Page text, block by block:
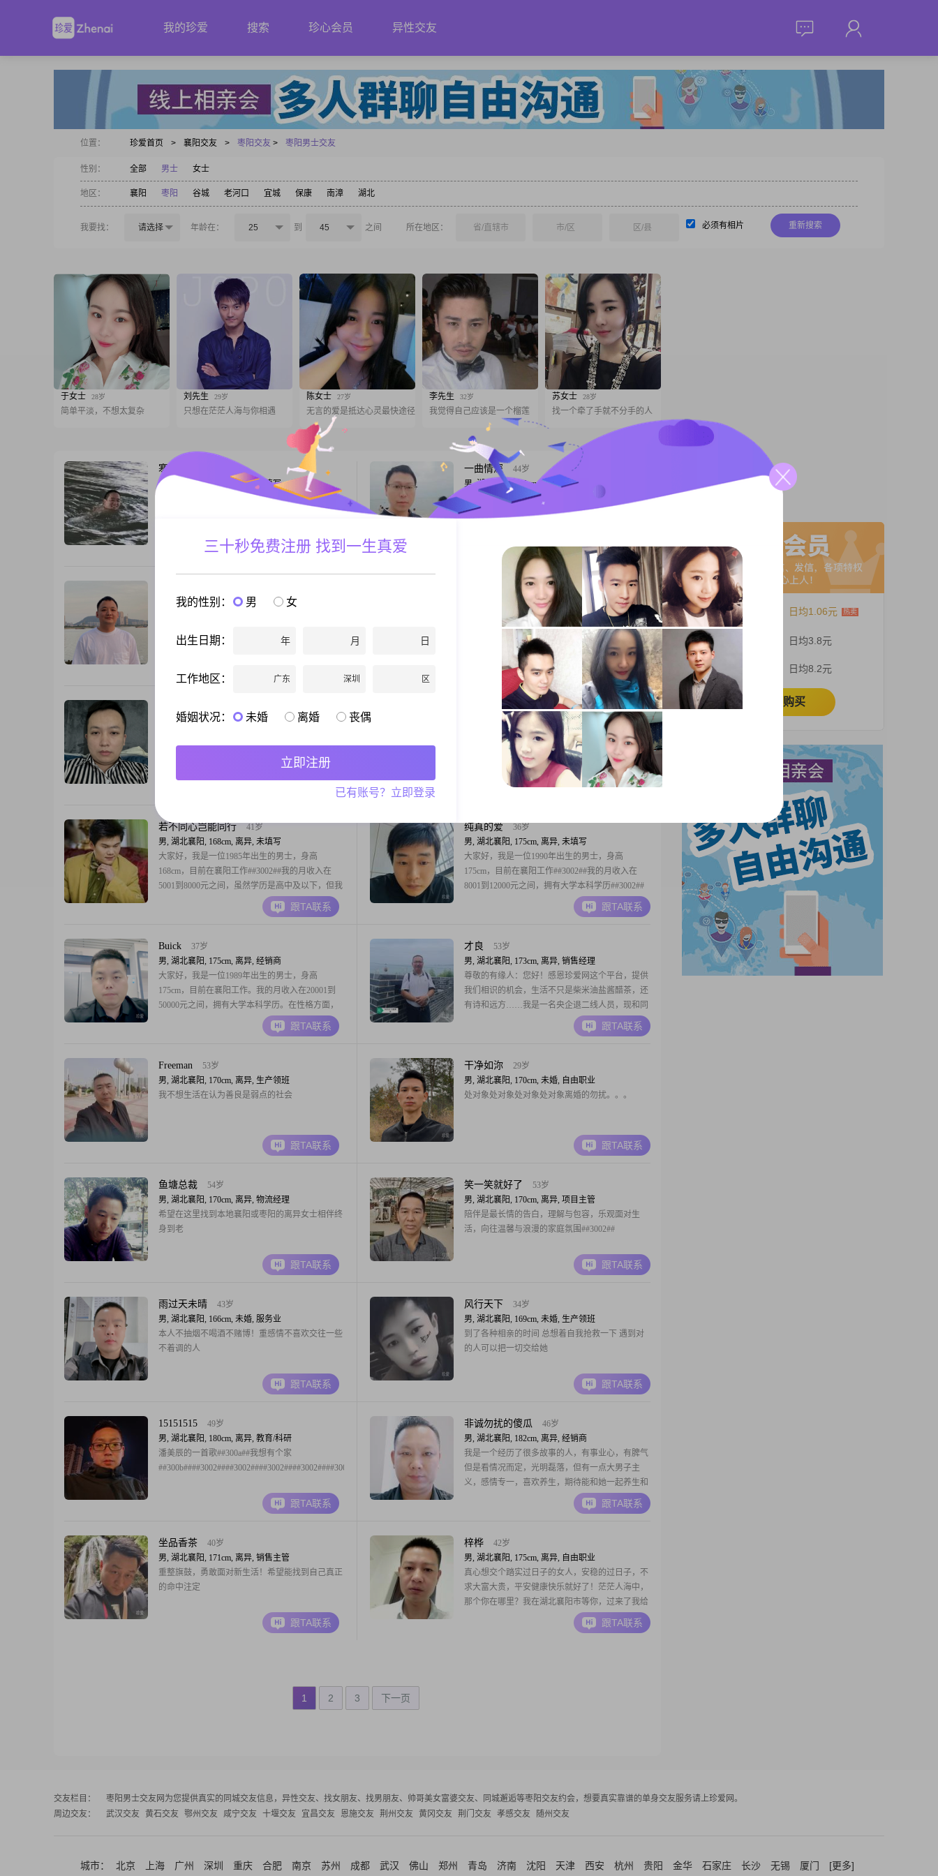
我的珍爱 搜索 珍心会员 异性交友
位置： 珍爱首页 > 襄阳交友 > 枣阳交友 > 枣阳男士交友
性别： 全部 男士 女士
地区： 襄阳 枣阳 谷城 老河口 宜城 保康 南漳 湖北
我要找： 请选择 年龄在： 25 到 45 之间 所在地区： 省/直辖市 市/区 区/县 必须有相片 重新搜索
于女士 28岁
简单平淡，不想太复杂
刘先生 29岁
只想在茫茫人海与你相遇
陈女士 27岁
无言的爱是抵达心灵最快途径
李先生 32岁
我觉得自己应该是一个榴莲
苏女士 28岁
找一个牵了手就不分手的人
寒风
男, 湖北襄阳, 176cm, 离异, 未填写
大家好，我是一位1978年出生的男士，身高
觉得自己是一个稳重可靠的人，生活中我总是力求
趣，喜欢在生活中找寻乐趣，也愿意把快乐分享给
跟TA联系
一曲情深
44岁
男, 湖北襄阳, 165cm, 离异, 金融/银行/保险
大家好，我是一位来自湖北襄阳的男士，出生于
1982年##3002##我的身高大约是165厘米，目前从
持着学习的热情，不断提升自己##3002##我性格稳
重可靠，幽默风趣，喜欢与人交流，外向而健谈
##3002##在我的价
跟TA联系
男, 湖北襄阳, 176cm, 未婚, 其他职业
男, 湖北襄阳, 173cm, 离异, 证券
大家好，我是一位1960年出生的男士，身高
173cm，目前在中国工作，月收入超过50000元
##3002##我拥有大专学历，虽然不是很高，但在我
的职业生涯中也积累了不少经验##3002##我是一个
责任感很强的人，无论是对工作还是对家庭，我都
会尽心尽力去承担和照顾##3002##我性格耐心包
容，随和易相处，真诚可靠，总是
跟TA联系
男, 湖北襄阳, 178cm, 未婚, 医疗器械
静待缘份静
42岁
男, 湖北襄阳, 175cm, 离异, 自由职业
大家好，我是一位1984年出生的男士，身高
175cm，目前在襄阳工作##3002##我的月收入在
12001到20000元之间，拥有大学本科学历##3002##
我性格乐观积极，外向健谈，喜欢与人交流，分享
重可靠，善于规
跟TA联系
若不同心岂能同行
41岁
男, 湖北襄阳, 168cm, 离异, 未填写
大家好，我是一位1985年出生的男士，身高
168cm，目前在襄阳工作##3002##我的月收入在
5001到8000元之间，虽然学历是高中及以下，但我
一直通过自己的努力和实践，在工作中不断学习和
进步##3002##我性格稳重可靠，做事有原则，不喜
重要的品质之一，无论是对
跟TA联系
纯真的爱
36岁
男, 湖北襄阳, 175cm, 离异, 未填写
大家好，我是一位1990年出生的男士，身高
175cm，目前在襄阳工作##3002##我的月收入在
8001到12000元之间，拥有大学本科学历##3002##
在性格方面，我自认为是一个稳重可靠的人，做事
踏实，不喜欢浮夸##3002##对待他人，我总是充满
受##3002##与人相
跟TA联系
Buick
37岁
男, 湖北襄阳, 175cm, 离异, 经销商
大家好，我是一位1989年出生的男士，身高
175cm，目前在襄阳工作。我的月收入在20001到
50000元之间，拥有大学本科学历。在性格方面，
我自认为是一个稳重可靠的人，做事自信果断，责
任感强。在生活中，我注重家庭和朋友的关系，愿
情的态度是非常认真的，希望能找到一个可以相互
理
跟TA联系
才良
53岁
男, 湖北襄阳, 173cm, 离异, 销售经理
尊敬的有缘人：您好！感恩珍爱网这个平台，提供
我们相识的机会，生活不只是柴米油盐酱醋茶，还
有诗和远方……我是一名央企退二线人员，现和同
学一起经营矿山企业，负责产品销售，有一个211
大学上大四的懂事儿子，收入不高，温饱养老不成
善，诚觅一名善良有修养聊的来的伴侣共度余生。
喜爱打麻将
跟TA联系
Freeman
53岁
男, 湖北襄阳, 170cm, 离异, 生产领班
我不想生活在认为善良是弱点的社会
跟TA联系
干净如沵
29岁
男, 湖北襄阳, 170cm, 未婚, 自由职业
处对象处对象处对象处对象离婚的勿扰。。。
跟TA联系
鱼塘总裁
54岁
男, 湖北襄阳, 170cm, 离异, 物流经理
希望在这里找到本地襄阳或枣阳的离异女士相伴终
身到老
跟TA联系
笑一笑就好了
53岁
男, 湖北襄阳, 170cm, 离异, 项目主管
陪伴是最长情的告白，理解与包容，乐观面对生
活，向往温馨与浪漫的家庭氛围##3002##
跟TA联系
雨过天未晴
43岁
男, 湖北襄阳, 166cm, 未婚, 服务业
本人不抽烟不喝酒不赌博！重感情不喜欢交往一些
不着调的人
跟TA联系
风行天下
34岁
男, 湖北襄阳, 169cm, 未婚, 生产领班
到了各种相亲的时间 总想着自我抢救一下 遇到对
的人可以把一切交给她
跟TA联系
15151515
49岁
男, 湖北襄阳, 180cm, 离异, 教育/科研
潘美辰的一首歌##300a##我想有个家
##300b####3002####3002####3002####3002####3002####3002####3002####3002####3002####3002####3002####3002####3002##？
跟TA联系
非诚勿扰的傻瓜
46岁
男, 湖北襄阳, 182cm, 离异, 经销商
我是一个经历了很多故事的人，有事业心，有脾气
但是看情况而定，光明磊落，但有一点大男子主
义，感情专一，喜欢养生，期待能和她一起养生和
到处走走看看##3002####3002####3002##
跟TA联系
坐品香茶
40岁
男, 湖北襄阳, 171cm, 离异, 销售主管
重整旗鼓，勇敢面对新生活！希望能找到自己真正
的命中注定
跟TA联系
梓桦
42岁
男, 湖北襄阳, 175cm, 离异, 自由职业
真心想交个踏实过日子的女人，安稳的过日子，不
求大富大贵，平安健康快乐就好了！茫茫人海中，
那个你在哪里？我在湖北襄阳市等你，过来了我给
跟TA联系
1 2 3 下一页
日均1.06元
日均3.8元
日均8.2元
立即购买
交友栏目： 枣阳男士交友网 为您提供真实的同城交友信息，异性交友、找女朋友、找男朋友、帅哥美女富婆交友、同城邂逅等枣阳交友约会，想要真实靠谱的单身交友服务请上珍爱网。
周边交友：
武汉交友 黄石交友 鄂州交友 咸宁交友 十堰交友 宜昌交友 恩施交友 荆州交友 黄冈交友 荆门交友 孝感交友 随州交友
城市： 北京 上海 广州 深圳 重庆 合肥 南京 苏州 成都 武汉 佛山 郑州 青岛 济南 沈阳 天津 西安 杭州 贵阳 金华 石家庄 长沙 无锡 厦门 [更多]
三十秒免费注册 找到一生真爱
我的性别： 男 女
出生日期： 年 月 日
工作地区： 广东 深圳 区
婚姻状况： 未婚 离婚 丧偶
立即注册
已有账号？立即登录